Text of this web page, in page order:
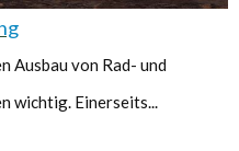
Ausbau von Rad- und
wichtig. Einerseits...